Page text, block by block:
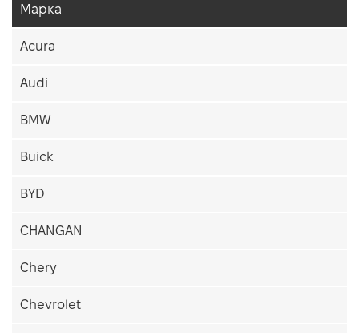
Марка
Acura
Audi
BMW
Buick
BYD
CHANGAN
Chery
Chevrolet